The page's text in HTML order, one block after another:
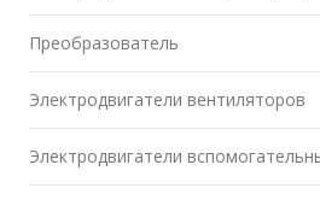
Преобразователь
Электродвигатели вентиляторов
Электродвигатели